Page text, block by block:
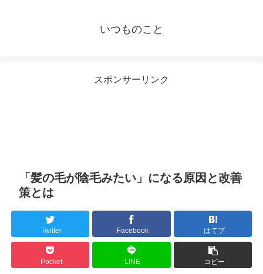
いつものこと
スポンサーリンク
「髪の毛が陰毛みたい」になる原因と改善
策とは
Twitter Facebook はてブ
Pocket LINE コピー